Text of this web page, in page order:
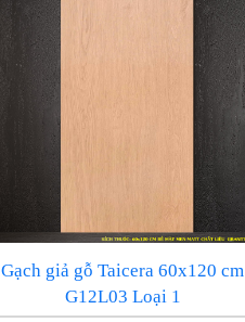
Gạch giả gỗ Taicera 60x120 cm
G12L03 Loại 1